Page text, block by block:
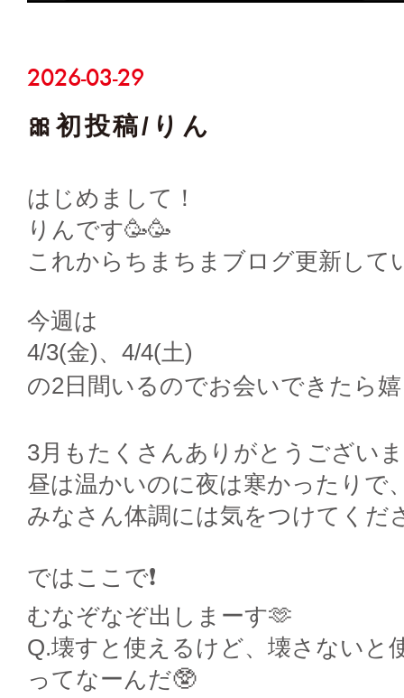
2026-03-29
🎀初投稿/りん
はじめまして！
りんです🥳🥳
これからちまちまブログ更新して
今週は
4/3(金)、4/4(土)
の2日間いるのでお会いできたら
3月もたくさんありがとうござい
昼は温かいのに夜は寒かったりで
みなさん体調には気をつけてく
ではここで❗️
むなぞなぞ出しまーす🫶
Q.壊すと使えるけど、壊さないと
ってなーんだ🥸